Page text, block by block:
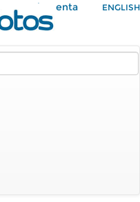
Mi Cuenta ENGLISH